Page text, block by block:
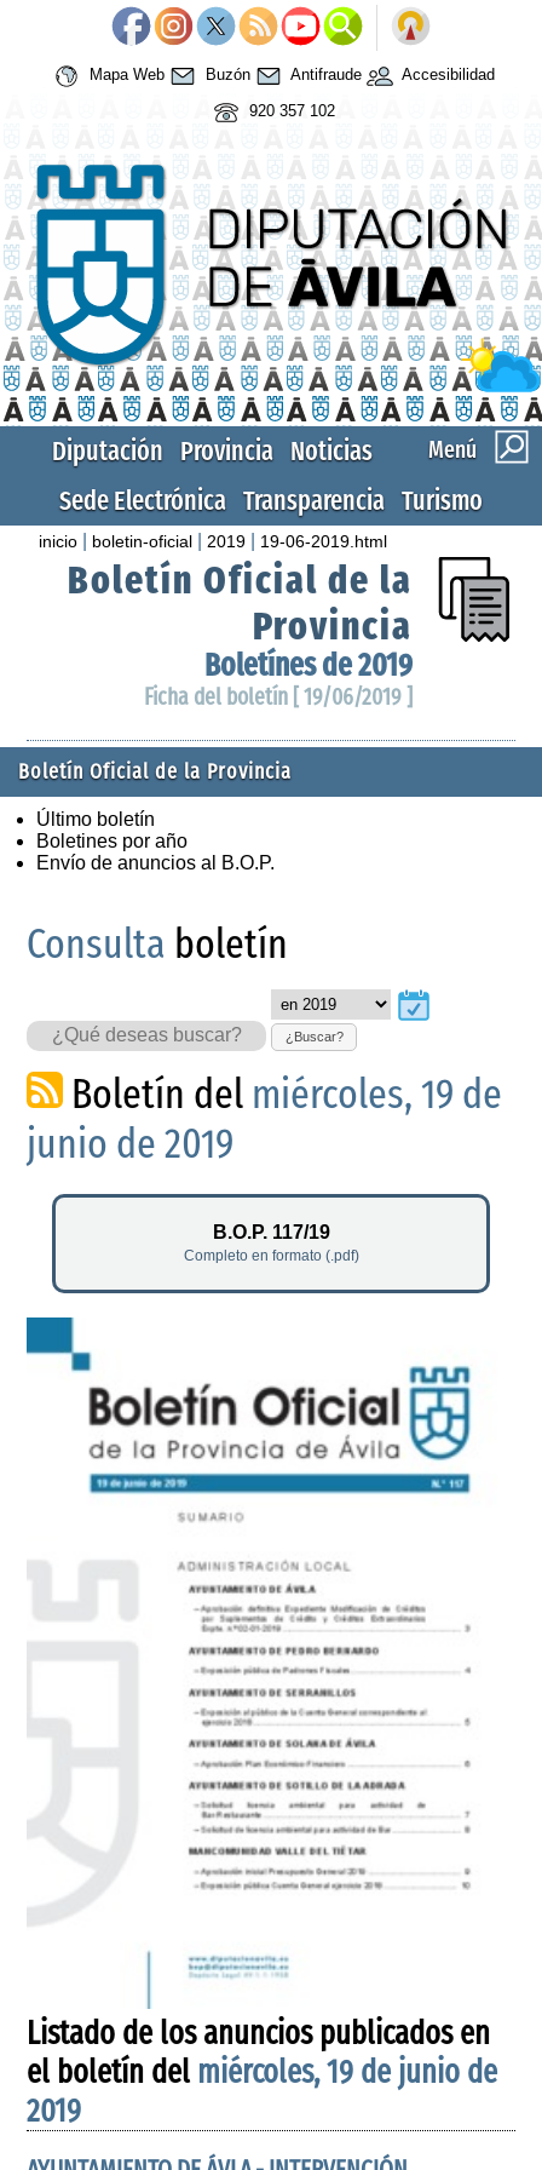
Mapa Web Buzón Antifraude
Accesibilidad
920 357 102
Menú
Diputación Provincia Noticias
Sede Electrónica Transparencia Turismo
inicio boletin-oficial 2019 19-06-2019.html
Boletín Oficial de la
Provincia
Boletínes de 2019
Ficha del boletín [ 19/06/2019 ]
Boletín Oficial de la Provincia
Último boletín
Boletines por año
Envío de anuncios al B.O.P.
Consulta boletín
¿Buscar?
Boletín del miércoles, 19 de
junio de 2019
B.O.P. 117/19
Completo en formato (.pdf)
Listado de los anuncios publicados en
el boletín del miércoles, 19 de junio de
2019